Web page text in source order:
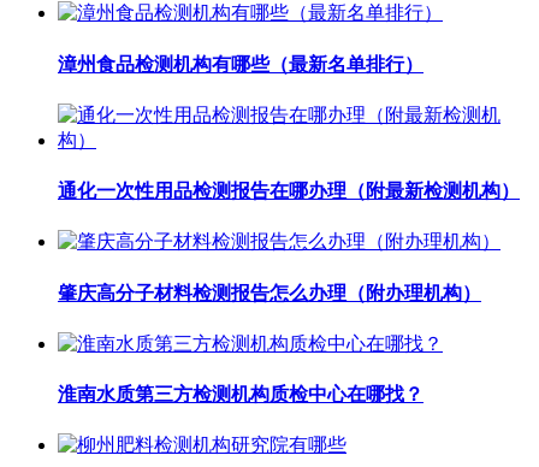
漳州食品检测机构有哪些（最新名单排行）
通化一次性用品检测报告在哪办理（附最新检测机构）
肇庆高分子材料检测报告怎么办理（附办理机构）
淮南水质第三方检测机构质检中心在哪找？